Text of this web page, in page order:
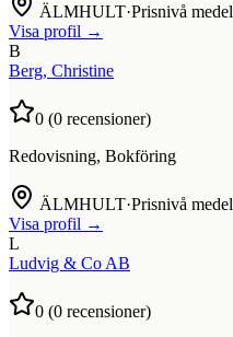
ÄLMHULT·Prisnivå medel
Visa profil →
B
Berg, Christine
0 (0 recensioner)
Redovisning, Bokföring
ÄLMHULT·Prisnivå medel
Visa profil →
L
Ludvig & Co AB
0 (0 recensioner)